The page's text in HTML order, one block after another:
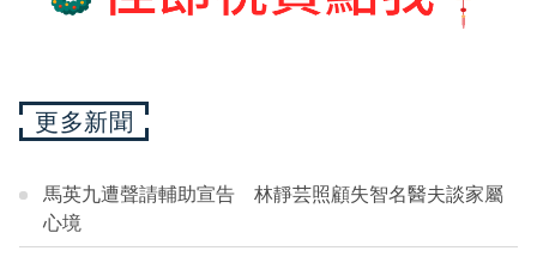
更多新聞
馬英九遭聲請輔助宣告 林靜芸照顧失智名醫夫談家屬
心境